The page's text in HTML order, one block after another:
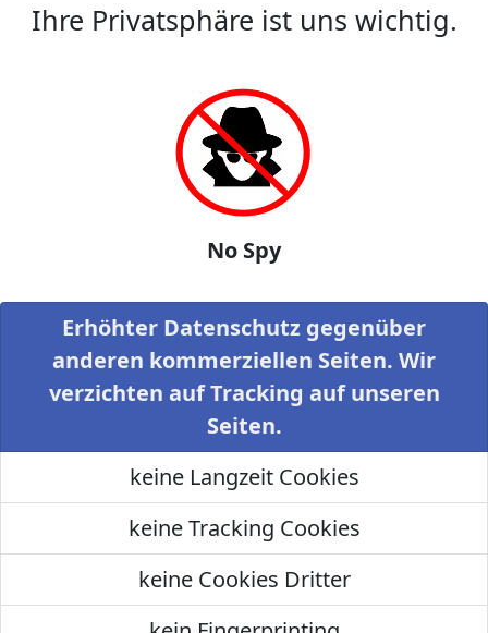
Ihre Privatsphäre ist uns wichtig.
No Spy
Erhöhter Datenschutz gegenüber
anderen kommerziellen Seiten. Wir
verzichten auf Tracking auf unseren
Seiten.
keine Langzeit Cookies
keine Tracking Cookies
keine Cookies Dritter